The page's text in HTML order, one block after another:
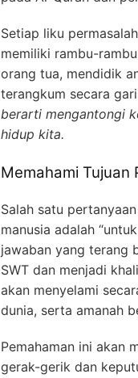
Setiap liku
memiliki rambu-
orang tua, mendidik
terangkum secara
berarti mengantongi
hidup kita.
Memahami Tujuan
Salah satu
manusia adalah
jawaban yang terang
SWT dan menjadi
akan menyelami
dunia, serta amanah
Pemahaman ini akan
gerak-gerik dan